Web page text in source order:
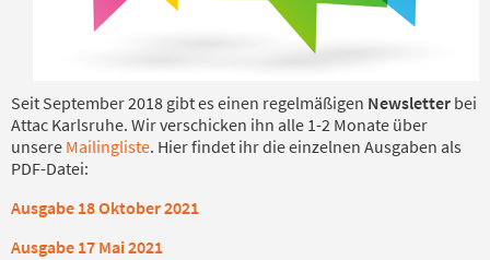
Seit September 2018 gibt es einen regelmäßigen Newsletter bei
Attac Karlsruhe. Wir verschicken ihn alle 1-2 Monate über
unsere Mailingliste. Hier findet ihr die einzelnen Ausgaben als
PDF-Datei:
Ausgabe 18 Oktober 2021
Ausgabe 17 Mai 2021